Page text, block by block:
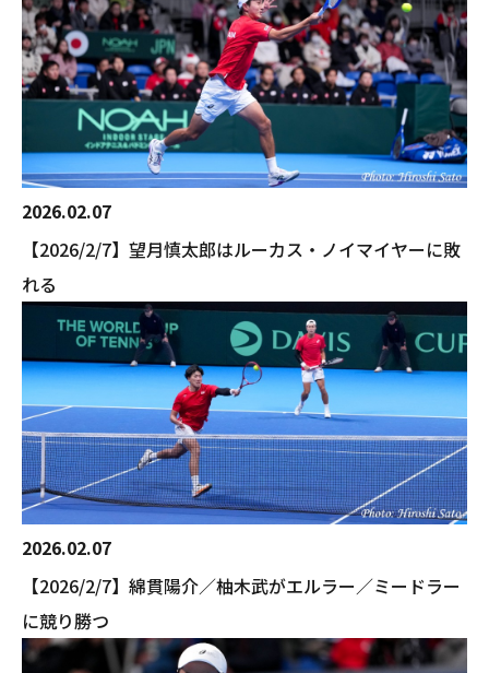
2026.02.07
【2026/2/7】望月慎太郎はルーカス・ノイマイヤーに敗
れる
2026.02.07
【2026/2/7】綿貫陽介／柚木武がエルラー／ミードラー
に競り勝つ